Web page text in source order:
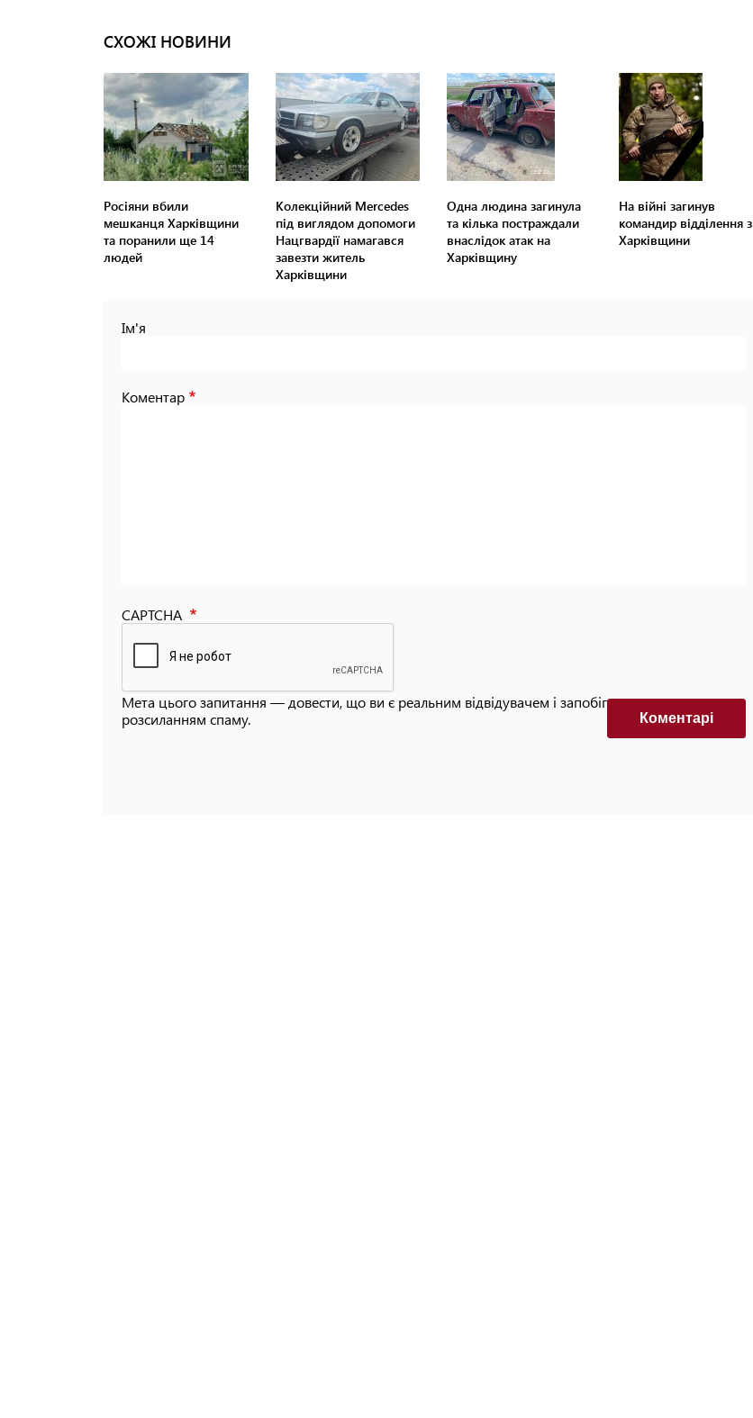
СХОЖІ НОВИНИ
Росіяни вбили
мешканця Харківщини
та поранили ще 14
людей
Колекційний Mercedes
під виглядом допомоги
Нацгвардії намагався
завезти житель
Харківщини
Одна людина загинула
та кілька постраждали
внаслідок атак на
Харківщину
На війні загинув
командир відділення з
Харківщини
Ім'я
Коментар
CAPTCHA
Мета цього запитання — довести, що ви є реальним відвідувачем і запобігти автоматизованим
розсиланням спаму.
Коментарi